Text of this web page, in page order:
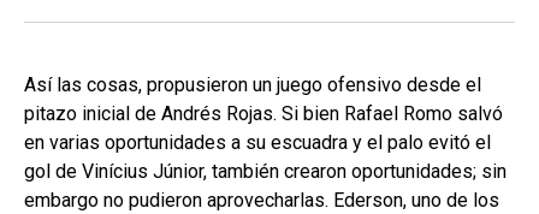
Así las cosas, propusieron un juego ofensivo desde el
pitazo inicial de Andrés Rojas. Si bien Rafael Romo salvó
en varias oportunidades a su escuadra y el palo evitó el
gol de Vinícius Júnior, también crearon oportunidades; sin
embargo no pudieron aprovecharlas. Ederson, uno de los